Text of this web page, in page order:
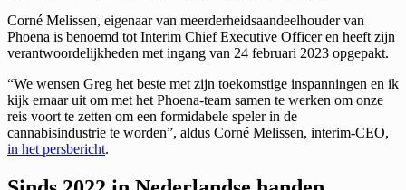
Corné Melissen, eigenaar van meerderheidsaandeelhouder van
Phoena is benoemd tot Interim Chief Executive Officer en heeft zijn
verantwoordelijkheden met ingang van 24 februari 2023 opgepakt.
“We wensen Greg het beste met zijn toekomstige inspanningen en ik
kijk ernaar uit om met het Phoena-team samen te werken om onze
reis voort te zetten om een formidabele speler in de
cannabisindustrie te worden”, aldus Corné Melissen, interim-CEO,
in het persbericht.